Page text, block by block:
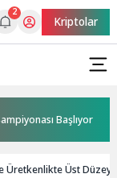
2
Kriptolar
Başlıyor
Üretkenlikte Üst